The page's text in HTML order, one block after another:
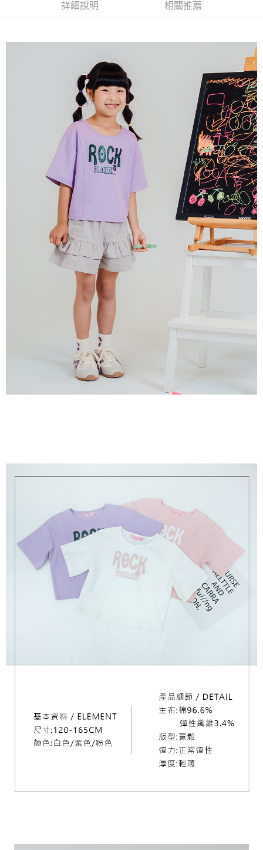
付款後7-11取貨
每筆NT$80，滿NT$2,000(含以上)免運費
詳細說明 相關推薦